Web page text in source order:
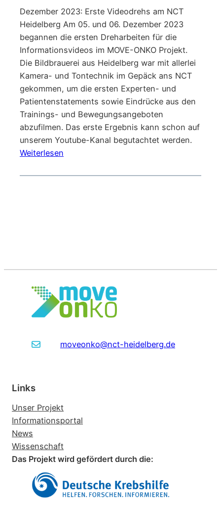
Dezember 2023: Erste Videodrehs am NCT
Heidelberg Am 05. und 06. Dezember 2023
begannen die ersten Dreharbeiten für die
Informationsvideos im MOVE-ONKO Projekt.
Die Bildbrauerei aus Heidelberg war mit allerlei
Kamera- und Tontechnik im Gepäck ans NCT
gekommen, um die ersten Experten- und
Patientenstatements sowie Eindrücke aus den
Trainings- und Bewegungsangeboten
abzufilmen. Das erste Ergebnis kann schon auf
unserem Youtube-Kanal begutachtet werden.
Weiterlesen
2023:
moveonko@nct-heidelberg.de
Links
Unser Projekt
Informationsportal
News
Wissenschaft
Das Projekt wird gefördert durch die: